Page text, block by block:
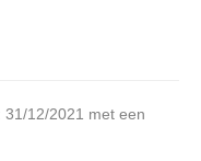
12/2021 met een